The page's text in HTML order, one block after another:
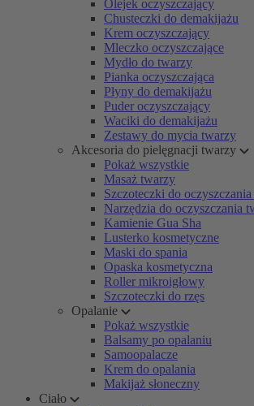
Olejek oczyszczający
Chusteczki do demakijażu
Krem oczyszczający
Mleczko oczyszczające
Mydło do twarzy
Pianka oczyszczająca
Płyny do demakijażu
Puder oczyszczający
Waciki do demakijażu
Zestawy do mycia twarzy
Akcesoria do pielęgnacji twarzy
Pokaż wszystkie
Masaż twarzy
Szczoteczki do
Narzędzia do oczyszczania
Kamienie Gua Sha
Lusterko kosmetyczne
Maski do spania
Opaska kosmetyczna
Roller mikroigłowy
Szczoteczki do rzęs
Opalanie
Pokaż wszystkie
Balsamy po opalaniu
Samoopalacze
Krem do opalania
Makijaż słoneczny
Ciało